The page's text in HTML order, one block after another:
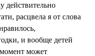
действительно
расцвела я от слова
и вообще детей
может